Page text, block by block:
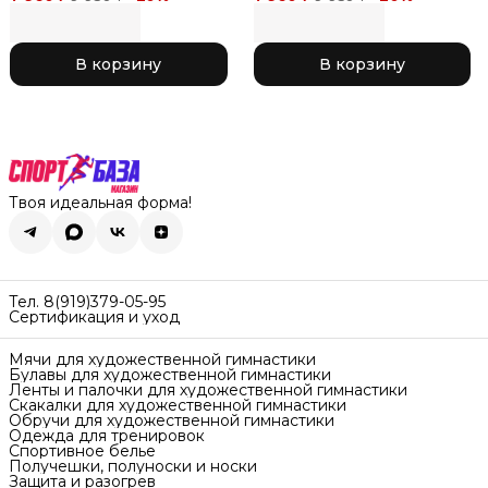
277 Pink x Purple
В корзину
Black x Coral
В корзину
Твоя идеальная форма!
Тел. 8(919)379-05-95
Сертификация и уход
Мячи для художественной гимнастики
Булавы для художественной гимнастики
Ленты и палочки для художественной гимнастики
Скакалки для художественной гимнастики
Обручи для художественной гимнастики
Одежда для тренировок
Спортивное белье
Получешки, полуноски и носки
Защита и разогрев